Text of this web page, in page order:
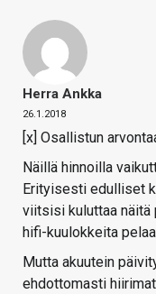
Herra Ankka
26.1.2018
[x] Osallistun
Näillä hinnoilla
Erityisesti edulliset
viitsisi kuluttaa näitä
hifi-kuulokkeita
Mutta akuutein
ehdottomasti